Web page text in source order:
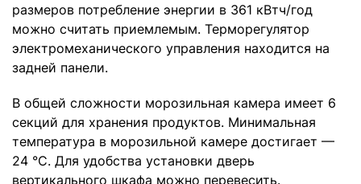
размеров потребление энергии в 361 кВтч/год
можно считать приемлемым. Терморегулятор
электромеханического управления находится на
задней панели.
В общей сложности морозильная камера имеет 6
секций для хранения продуктов. Минимальная
температура в морозильной камере достигает —
24 °С. Для удобства установки дверь
вертикального шкафа можно перевесить.